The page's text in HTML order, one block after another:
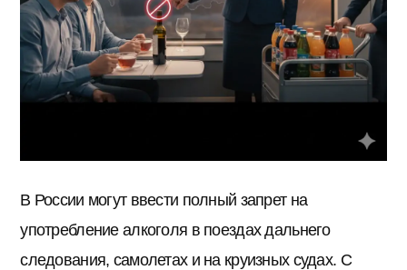
В России могут ввести полный запрет на
употребление алкоголя в поездах дальнего
следования, самолетах и на круизных судах. С